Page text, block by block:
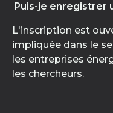
Puis-je enregistrer
L'inscription est
impliquée dans le
les entreprises
les chercheurs.